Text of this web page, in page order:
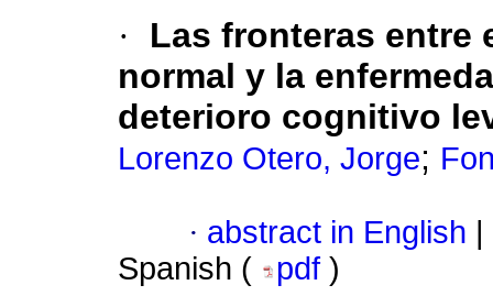
·
Las fronteras entre
normal y la
deterioro cognitivo
Lorenzo Otero, Jorge;
· abstract in English
Spanish (
pdf )